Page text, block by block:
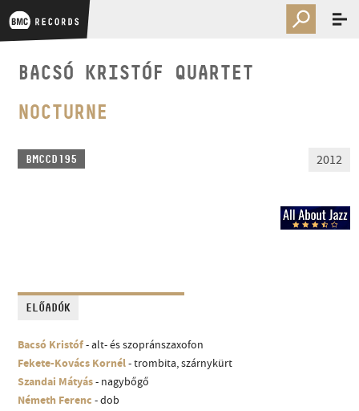
BACSÓ KRISTÓF QUARTET
NOCTURNE
BMCCD195 2012
ELŐADÓK
Bacsó Kristóf- alt- és szopránszaxofon
Fekete-Kovács Kornél- trombita, szárnykürt
Szandai Mátyás- nagybőgő
Németh Ferenc - dob